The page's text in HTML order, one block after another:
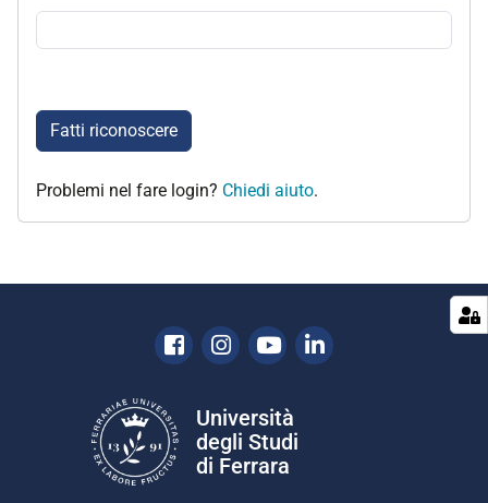
Fatti riconoscere
Problemi nel fare login? Chiedi aiuto.
Facebook
Instagram
YoutubeLinkedin
Università
degli Studi
di Ferrara